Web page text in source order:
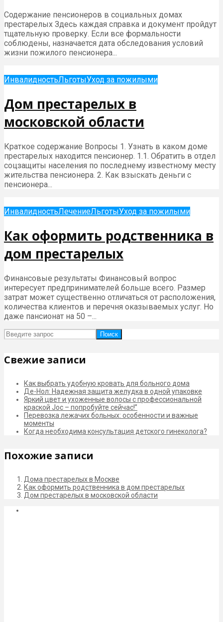
Содержание пенсионеров в социальных домах
престарелых Здесь каждая справка и документ пройдут
тщательную проверку. Если все формальности
соблюдены, назначается дата обследования условий
жизни пожилого пенсионера...
ИнвалидностьЛьготыУход за пожилыми
Дом престарелых в
московской области
Краткое содержание Вопросы 1. Узнать в каком доме
престарелых находится пенсионер. 1.1. Обратить в отдел
соцзащиты населения по последнему известному месту
жительства пенсионера. 2. Как взыскать деньги с
пенсионера...
ИнвалидностьЛечениеЛьготыУход за пожилыми
Как оформить родственника в
дом престарелых
Финансовые результаты Финансовый вопрос
интересует предпринимателей больше всего. Размер
затрат может существенно отличаться от расположения,
количества клиентов и перечня оказываемых услуг. Но
даже пансионат на 50 –...
Поиск
Свежие записи
Как выбрать удобную кровать для больного дома
Де-Нол: Надежная защита желудка в одной упаковке
Яркий цвет и ухоженные волосы с профессиональной
краской Joc – попробуйте сейчас!”
Перевозка лежачих больных: особенности и важные
моменты
Когда необходима консультация детского гинеколога?
Похожие записи
Дома престарелых в Москве
Как оформить родственника в дом престарелых
Дом престарелых в московской области